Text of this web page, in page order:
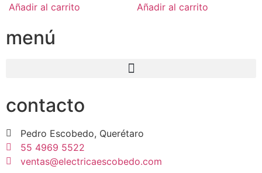
Añadir al carrito Añadir al carrito
menú
contacto
Pedro Escobedo, Querétaro
55 4969 5522
ventas@electricaescobedo.com